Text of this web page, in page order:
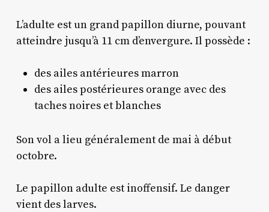
L’adulte est un grand papillon diurne, pouvant
atteindre jusqu’à 11 cm d’envergure. Il possède :
des ailes antérieures marron
des ailes postérieures orange avec des
taches noires et blanches
Son vol a lieu généralement de mai à début
octobre.
Le papillon adulte est inoffensif. Le danger
vient des larves.